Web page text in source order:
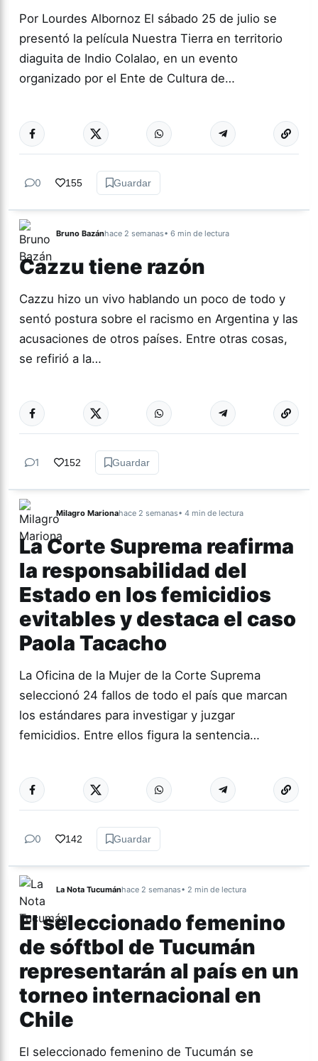
Por Lourdes Albornoz El sábado 25 de julio se
presentó la película Nuestra Tierra en territorio
diaguita de Indio Colalao, en un evento
organizado por el Ente de Cultura de…
CULTURA Más
0 155 Guardar
Bruno Bazánhace 2 semanas• 6 min de lectura
Cazzu tiene razón
Cazzu hizo un vivo hablando un poco de todo y
sentó postura sobre el racismo en Argentina y las
acusaciones de otros países. Entre otras cosas,
se refirió a la…
ACTUALIDAD Más
1 152 Guardar
Milagro Marionahace 2 semanas• 4 min de lectura
La Corte Suprema reafirma
la responsabilidad del
Estado en los femicidios
evitables y destaca el caso
Paola Tacacho
La Oficina de la Mujer de la Corte Suprema
seleccionó 24 fallos de todo el país que marcan
los estándares para investigar y juzgar
femicidios. Entre ellos figura la sentencia…
GÉNERO Y
DIVERSIDAD
Más
0 142 Guardar
La Nota Tucumánhace 2 semanas• 2 min de lectura
El seleccionado femenino
de sóftbol de Tucumán
representarán al país en un
torneo internacional en
Chile
El seleccionado femenino de Tucumán se